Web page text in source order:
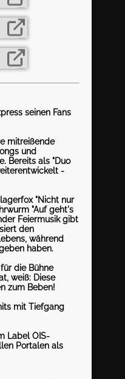
seinen Fans
mitreißende
und
Bereits als "Duo
-
"Nicht nur
"Auf geht's
Feiermusik gibt
den
während
haben.
die Bühne
weiß: Diese
zum Beben!
mit Tiefgang
Label OIS-
Portalen als